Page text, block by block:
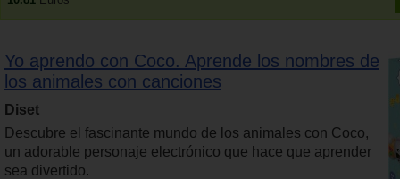
Yo aprendo con Coco. Aprende los nombres de
los animales con canciones
Diset
Descubre el fascinante mundo de los animales con Coco,
un adorable personaje electrónico que hace que aprender
sea divertido.